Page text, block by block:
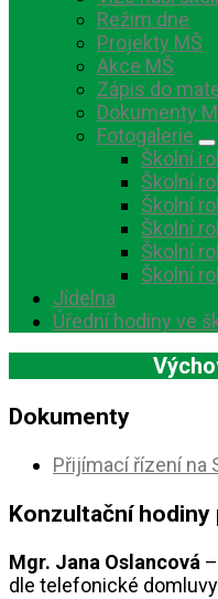
Režim dne
Projekty MŠ
Akce MŠ
Zápis do
Dokumenty
Fotogalerie
Školní
Školní
Školní
Školní
Školní
Školní
Jídelna
Úřední hodiny ve
Dokumenty
Přijímací řízení na
Konzultační
Mgr. Jana Oslancová
dle telefonické domluvy